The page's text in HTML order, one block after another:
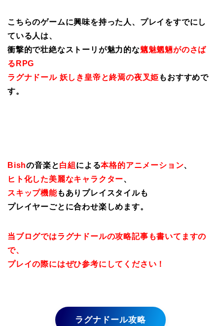
こちらのゲームに興味を持った人、プレイをすでにし
ている人は、
衝撃的で壮絶なストーリが魅力的な魑魅魍魎がのさば
るRPG
ラグナドール 妖しき皇帝と終焉の夜叉姫 もおすすめで
す。
Bishの音楽と白組 による本格的アニメーション、
ヒト化した美麗なキャラクター、
スキップ機能もありプレイスタイルも
プレイヤーごとに合わせ楽しめます。
当ブログではラグナドールの攻略記事も書いてますの
で、
プレイの際にはぜひ参考にしてください！
ラグナドール攻略